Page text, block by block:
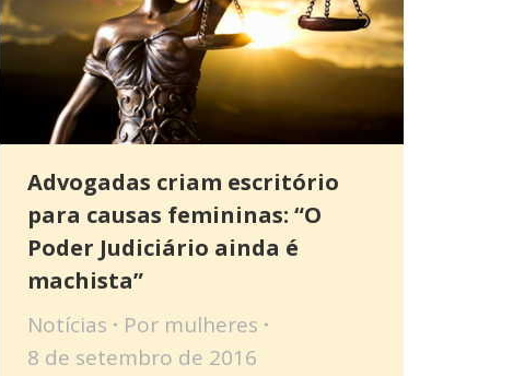
Advogadas criam escritório
para causas femininas: “O
Poder Judiciário ainda é
machista”
Notícias Por mulheres
8 de setembro de 2016